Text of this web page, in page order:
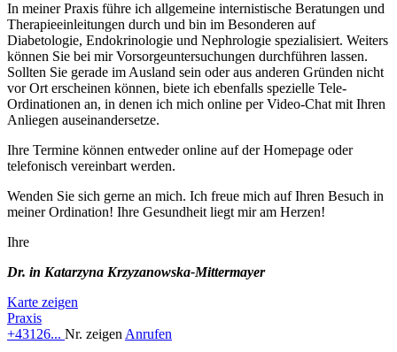
In meiner Praxis führe ich allgemeine internistische Beratungen und
Therapieeinleitungen durch und bin im Besonderen auf
Diabetologie, Endokrinologie und Nephrologie spezialisiert. Weiters
können Sie bei mir Vorsorgeuntersuchungen durchführen lassen.
Sollten Sie gerade im Ausland sein oder aus anderen Gründen nicht
vor Ort erscheinen können, biete ich ebenfalls spezielle Tele-
Ordinationen an, in denen ich mich online per Video-Chat mit Ihren
Anliegen auseinandersetze.
Ihre Termine können entweder online auf der Homepage oder
telefonisch vereinbart werden.
Wenden Sie sich gerne an mich. Ich freue mich auf Ihren Besuch in
meiner Ordination! Ihre Gesundheit liegt mir am Herzen!
Ihre
Dr. in Katarzyna Krzyzanowska-Mittermayer
Karte zeigen
Praxis
+43126... Nr. zeigen Anrufen